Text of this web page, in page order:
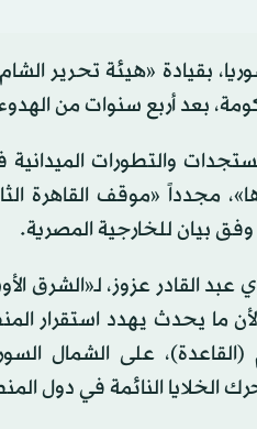
بقيادة «هيئة تحرير
بعد أربع سنوات من
والتطورات
مجدداً «موقف القاهرة
وفق بيان للخارجية المصرية.
القادر عزوز، لـ«الشرق
ما يحدث يهدد استقرار
على الشمال
الخلايا النائمة في دول